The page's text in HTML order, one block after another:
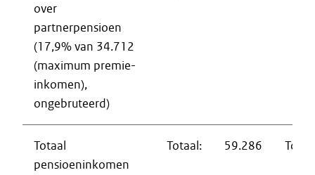
over
partnerpensioen
(17,9% van 34.712
(maximum premie-
inkomen),
ongebruteerd)
Totaal
pensioeninkomen
Totaal: 59.286